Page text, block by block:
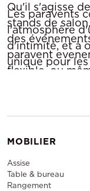
Qu'il s'agisse
stands de
des
paravent
flexible, ou
fond
Les paravents
l'atmosphère
d'intimité, et à
unique pour
les paravents
pour devenir
événementielle
MOBILIER
Assise
Table & bureau
Rangement